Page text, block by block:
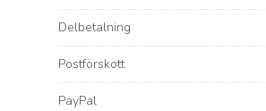
Delbetalning
Postförskott
PayPal